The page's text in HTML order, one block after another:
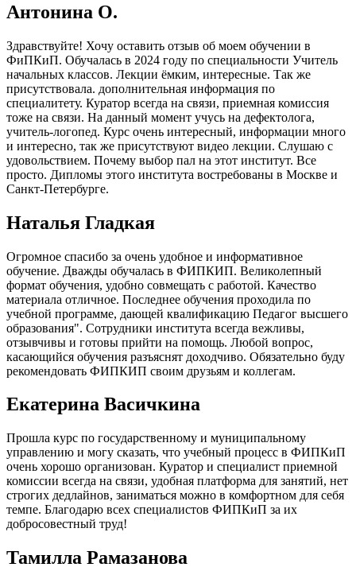
Антонина О.
Здравствуйте! Хочу оставить отзыв об моем обучении в
ФиПКиП. Обучалась в 2024 году по специальности Учитель
начальных классов. Лекции ёмким, интересные. Так же
присутствовала. дополнительная информация по
специалитету. Куратор всегда на связи, приемная комиссия
тоже на связи. На данный момент учусь на дефектолога,
учитель-логопед. Курс очень интересный, информации много
и интересно, так же присутствуют видео лекции. Слушаю с
удовольствием. Почему выбор пал на этот институт. Все
просто. Дипломы этого института востребованы в Москве и
Санкт-Петербурге.
Наталья Гладкая
Огромное спасибо за очень удобное и информативное
обучение. Дважды обучалась в ФИПКИП. Великолепный
формат обучения, удобно совмещать с работой. Качество
материала отличное. Последнее обучения проходила по
учебной программе, дающей квалификацию Педагог высшего
образования". Сотрудники института всегда вежливы,
отзывчивы и готовы прийти на помощь. Любой вопрос,
касающийся обучения разъяснят доходчиво. Обязательно буду
рекомендовать ФИПКИП своим друзьям и коллегам.
Екатерина Васичкина
Прошла курс по государственному и муниципальному
управлению и могу сказать, что учебный процесс в ФИПКиП
очень хорошо организован. Куратор и специалист приемной
комиссии всегда на связи, удобная платформа для занятий, нет
строгих дедлайнов, заниматься можно в комфортном для себя
темпе. Благодарю всех специалистов ФИПКиП за их
добросовестный труд!
Тамилла Рамазанова